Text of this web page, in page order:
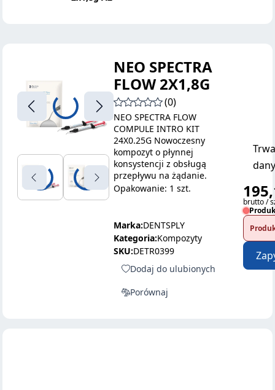
NEO SPECTRA
FLOW 2X1,8G
(0)
NEO SPECTRA FLOW
COMPULE INTRO KIT
24X0.25G Nowoczesny
kompozyt o płynnej
konsystencji z obsługą
przepływu na żądanie.
Opakowanie: 1 szt.
Marka:DENTSPLY
Kategoria:Kompozyty
SKU:DETR0399
Dodaj do ulubionych
Porównaj
brutto /